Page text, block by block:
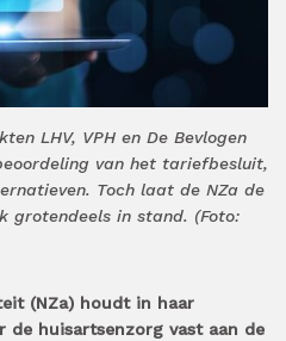
LHV, VPH en De Bevlogen
van het tariefbesluit,
Toch laat de NZa de
grotendeels in stand. (Foto:
(NZa) houdt in haar
huisartsenzorg vast aan de